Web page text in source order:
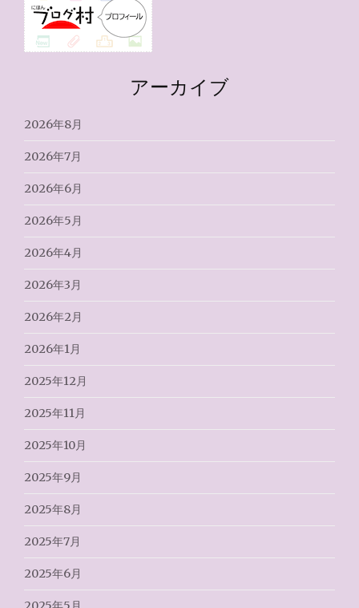
アーカイブ
2026年8月
2026年7月
2026年6月
2026年5月
2026年4月
2026年3月
2026年2月
2026年1月
2025年12月
2025年11月
2025年10月
2025年9月
2025年8月
2025年7月
2025年6月